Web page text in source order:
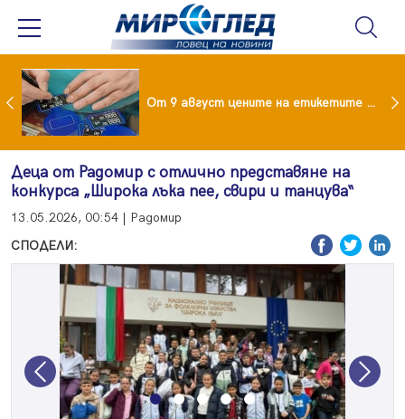
Проект за изграждане на 13-етажна "мегаджамия" разгневи жителите на Лондон От 9 август цените на етикетите само в евро
Деца от Радомир с отлично представяне на
конкурса „Широка лъка пее, свири и танцува“
13.05.2026, 00:54 | Радомир
СПОДЕЛИ:
Previous Next